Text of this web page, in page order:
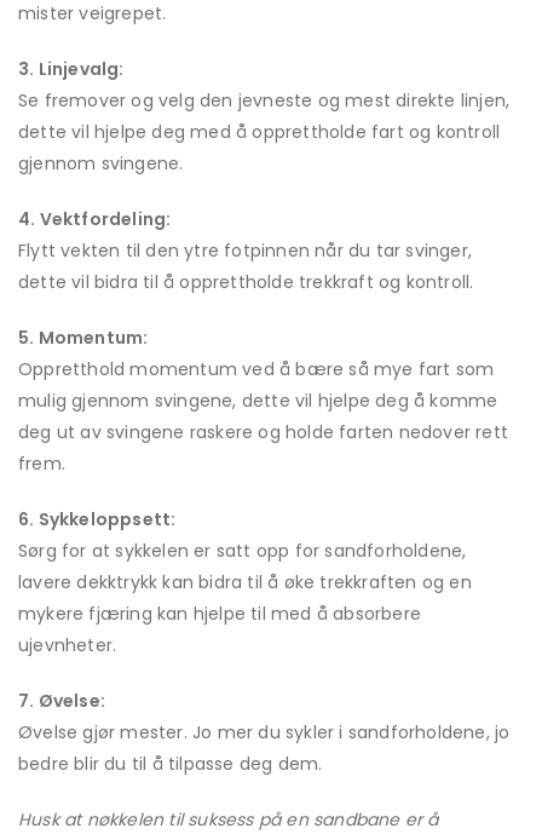
mister veigrepet.
3. Linjevalg:
Se fremover og velg den jevneste og mest direkte linjen,
dette vil hjelpe deg med å opprettholde fart og kontroll
gjennom svingene.
4. Vektfordeling:
Flytt vekten til den ytre fotpinnen når du tar svinger,
dette vil bidra til å opprettholde trekkraft og kontroll.
5. Momentum:
Oppretthold momentum ved å bære så mye fart som
mulig gjennom svingene, dette vil hjelpe deg å komme
deg ut av svingene raskere og holde farten nedover rett
frem.
6. Sykkeloppsett:
Sørg for at sykkelen er satt opp for sandforholdene,
lavere dekktrykk kan bidra til å øke trekkraften og en
mykere fjæring kan hjelpe til med å absorbere
ujevnheter.
7. Øvelse:
Øvelse gjør mester. Jo mer du sykler i sandforholdene, jo
bedre blir du til å tilpasse deg dem.
Husk at nøkkelen til suksess på en sandbane er å